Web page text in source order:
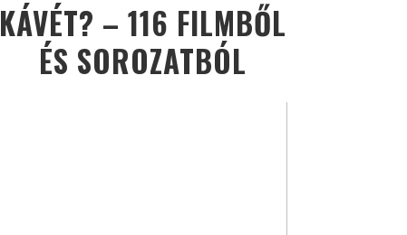
KÁVÉT? – 116 FILMBŐL
ÉS SOROZATBÓL